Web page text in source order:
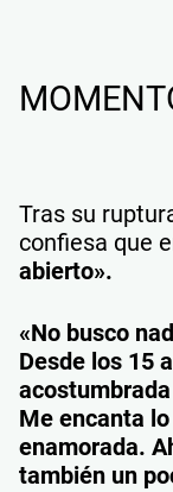
Tras su
confiesa que
abierto».
«No busco
Desde los 15
Me encanta
enamorada.
también un